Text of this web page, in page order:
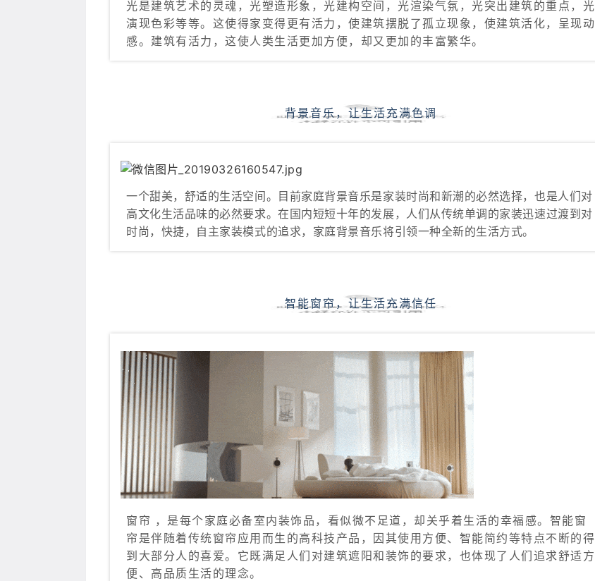
光是建筑艺术的灵魂，光塑造形象，光建构空间，光渲染气氛，光突出建筑的重点，光
演现色彩等等。这使得家变得更有活力，使建筑摆脱了孤立现象，使建筑活化，呈现动
感。建筑有活力，这使人类生活更加方便，却又更加的丰富繁华。
背景音乐，让生活充满色调
一个甜美，舒适的生活空间。目前家庭背景音乐是家装时尚和新潮的必然选择，也是人们对
高文化生活品味的必然要求。在国内短短十年的发展，人们从传统单调的家装迅速过渡到对
时尚，快捷，自主家装模式的追求，家庭背景音乐将引领一种全新的生活方式。
智能窗帘，让生活充满信任
窗帘 ，是每个家庭必备室内装饰品，看似微不足道，却关乎着生活的幸福感。智能窗
帘是伴随着传统窗帘应用而生的高科技产品，因其使用方便、智能简约等特点不断的得
到大部分人的喜爱。它既满足人们对建筑遮阳和装饰的要求，也体现了人们追求舒适方
便、高品质生活的理念。